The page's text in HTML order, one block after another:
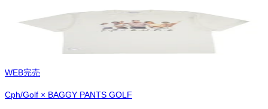
WEB完売
Cph/Golf × BAGGY PANTS GOLF